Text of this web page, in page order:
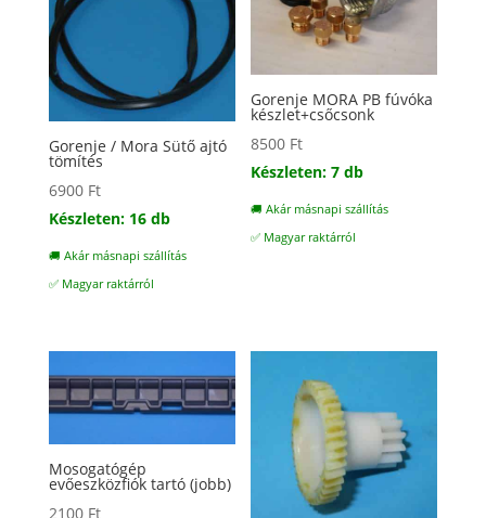
Gorenje / Mora Sütő ajtó
tömítés
6900 Ft
Készleten: 16 db
🚚 Akár másnapi szállítás
✅ Magyar raktárról
Gorenje MORA PB fúvóka
készlet+csőcsonk
8500 Ft
Készleten: 7 db
🚚 Akár másnapi szállítás
✅ Magyar raktárról
Mosogatógép
evőeszközfiók tartó (jobb)
2100 Ft